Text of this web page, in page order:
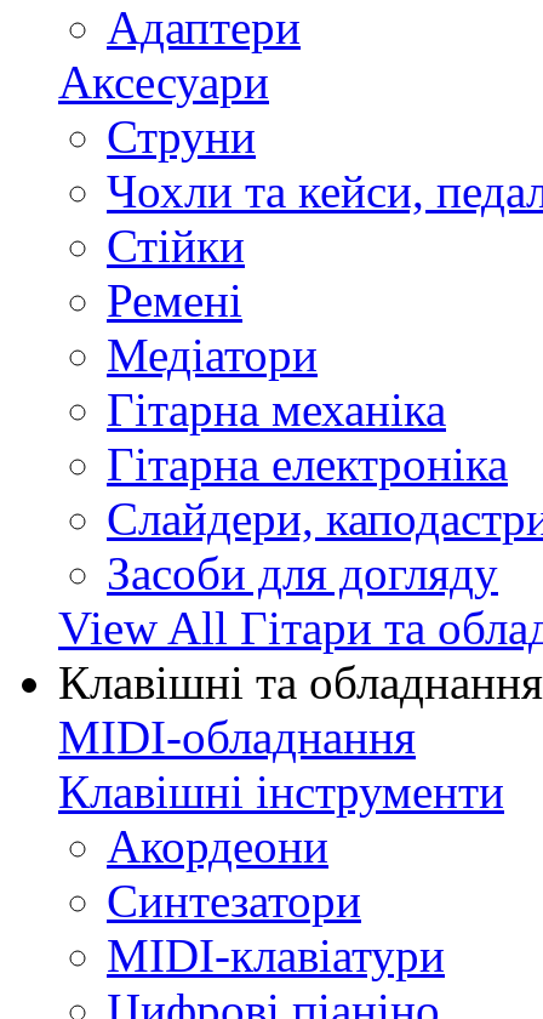
Адаптери
Аксесуари
Струни
Чохли та кейси,
Стійки
Ремені
Медіатори
Гітарна механіка
Гітарна електроніка
Слайдери,
Засоби для догляду
View All Гітари та
Клавішні та обладнання
MIDI-обладнання
Клавішні інструменти
Акордеони
Синтезатори
MIDI-клавіатури